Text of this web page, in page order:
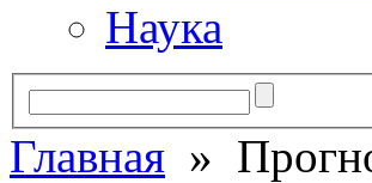
Наука
Главная »